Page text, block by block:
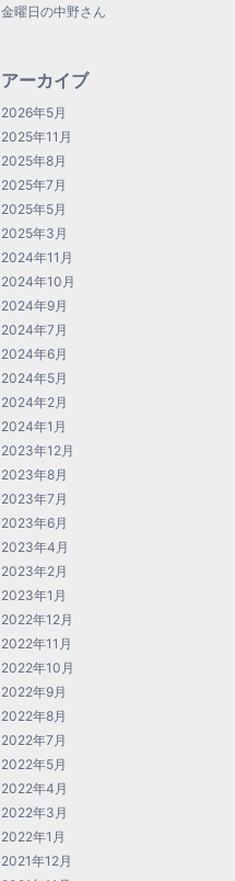
金曜日の中野さん
アーカイブ
2026年5月
2025年11月
2025年8月
2025年7月
2025年5月
2025年3月
2024年11月
2024年10月
2024年9月
2024年7月
2024年6月
2024年5月
2024年2月
2024年1月
2023年12月
2023年8月
2023年7月
2023年6月
2023年4月
2023年2月
2023年1月
2022年12月
2022年11月
2022年10月
2022年9月
2022年8月
2022年7月
2022年5月
2022年4月
2022年3月
2022年1月
2021年12月